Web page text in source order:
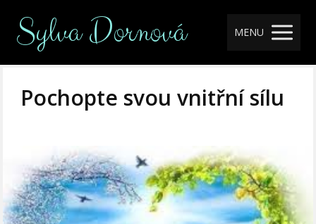
Sylva Dornová MENU
Pochopte svou vnitřní sílu